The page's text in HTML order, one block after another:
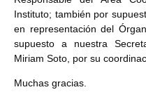
Instituto; también por
en representación del
supuesto a nuestra
Miriam Soto, por su
Muchas gracias.